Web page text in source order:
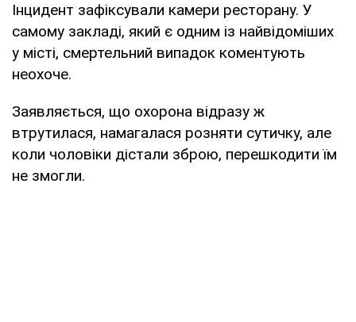
Інцидент зафіксували камери ресторану. У
самому закладі, який є одним із найвідоміших
у місті, смертельний випадок коментують
неохоче.
Заявляється, що охорона відразу ж
втрутилася, намагалася розняти сутичку, але
коли чоловіки дістали зброю, перешкодити їм
не змогли.